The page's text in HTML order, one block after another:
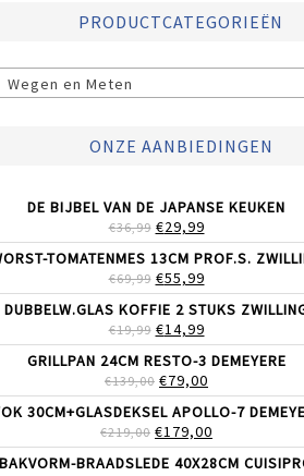
PRODUCTCATEGORIEËN
Wegen en Meten
ONZE AANBIEDINGEN
DE BIJBEL VAN DE JAPANSE KEUKEN
€36,99 OORSPRONKELIJKE
PRIJS
WAS:
€36,99.
€29,99HUIDIGE
PRIJS
IS:
€29,99.
TOMATENMES 13CM PROF.S.
€69,99 OORSPRONKELIJKE
PRIJS
WAS:
€69,99.
€55,99HUIDIGE
PRIJS
IS:
€55,99.
DUBBELW.GLAS KOFFIE 2 STUKS
€19,99 OORSPRONKELIJKE
PRIJS
WAS:
€19,99.
€14,99HUIDIGE
PRIJS
IS:
€14,99.
GRILLPAN 24CM RESTO-3 DEMEYERE
€139,00 OORSPRONKELIJKE
PRIJS
WAS:
€139,00.
€79,00
PRIJS
IS:
€79,00.
30CM+GLASDEKSEL APOLLO-7
€219,00 OORSPRONKELIJKE
PRIJS
WAS:
€179,00
PRIJS
IS:
BAKVORM-BRAADSLEDE 40X28CM